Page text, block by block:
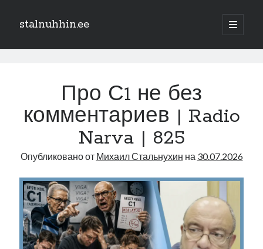
stalnuhhin.ee
отрыть
Боковая
Рубрики
Интеграция
Книга
Личное
Нарва и северо-восток
Обзор прессы
Образование
ЗаписиПро С1 не без
комментариев | Radio
Narva | 825
Опубликовано от Михаил Стальнухин на 30.07.2026